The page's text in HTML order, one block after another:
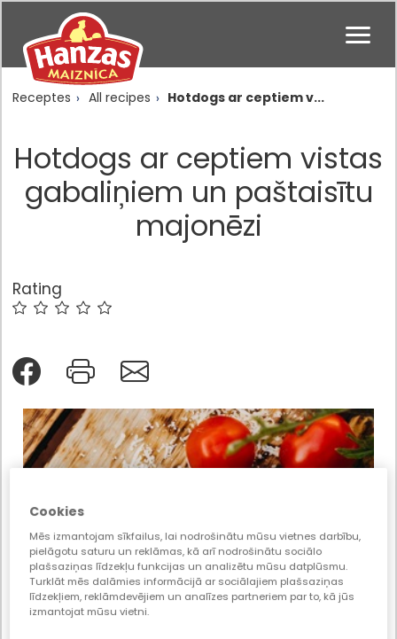
Receptes All recipes Hotdogs ar ceptiem v...
Hotdogs ar ceptiem vistas
gabaliņiem un paštaisītu
majonēzi
Rating
Cookies
Mēs izmantojam sīkfailus, lai nodrošinātu mūsu vietnes darbību,
pielāgotu saturu un reklāmas, kā arī nodrošinātu sociālo
plašsaziņas līdzekļu funkcijas un analizētu mūsu datplūsmu.
Turklāt mēs dalāmies informācijā ar sociālajiem plašsaziņas
līdzekļiem, reklāmdevējiem un analīzes partneriem par to, kā jūs
izmantojat mūsu vietni.